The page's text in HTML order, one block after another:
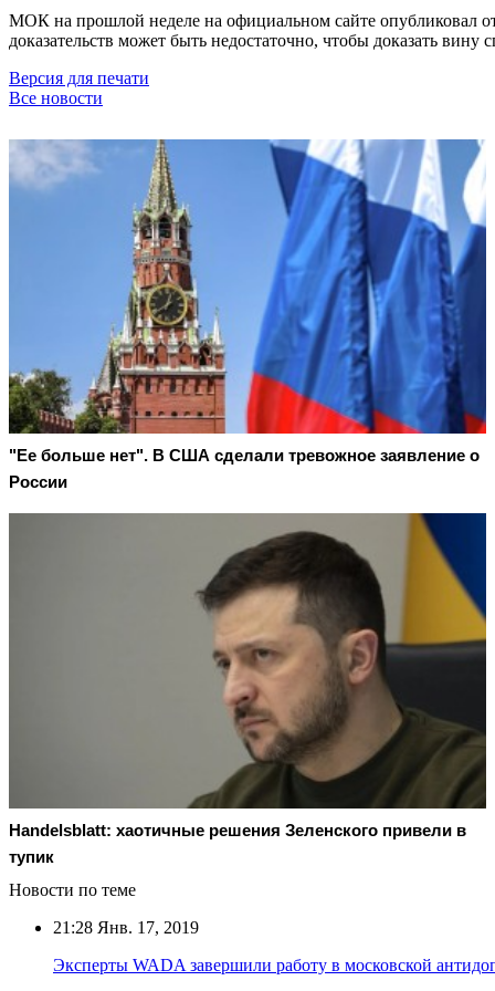
МОК на прошлой неделе на официальном сайте опубликовал
доказательств может быть недостаточно, чтобы доказать вину
Версия для печати
Все новости
"Ее больше нет". В США сделали тревожное заявление о
России
Handelsblatt: хаотичные решения Зеленского привели в
тупик
Новости по теме
21:28 Янв. 17, 2019
Эксперты WADA завершили работу в московской